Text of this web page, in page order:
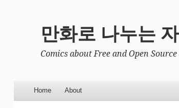
만화로 나누는
Comics about Free and Open
Menu
Skip to content
Home About